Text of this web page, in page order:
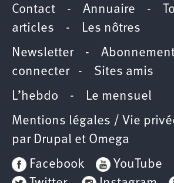
Contact - Annuaire -
articles - Les nôtres
Newsletter-
connecter- Sites amis
L’hebdo - Le mensuel
Mentions légales / Vie
par Drupal et Omega
Facebook
YouTube